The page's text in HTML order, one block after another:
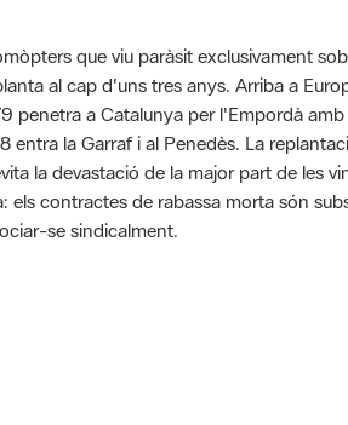
que viu paràsit exclusivament
al cap d'uns tres anys. Arriba a
penetra a Catalunya per l'Empordà
entra la Garraf i al Penedès. La
la devastació de la major part de les
els contractes de rabassa morta són
se sindicalment.
media es de 0 estrellas de 5.